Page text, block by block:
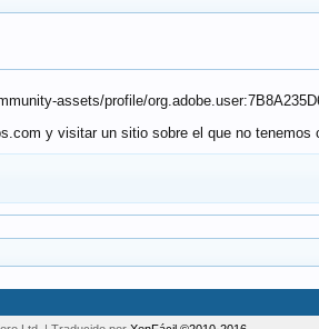
assets/profile/
y visitar un sitio sobre el que no